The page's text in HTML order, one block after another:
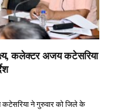
कलेक्टर अजय कटेसरिया
ने गुरुवार को जिले के